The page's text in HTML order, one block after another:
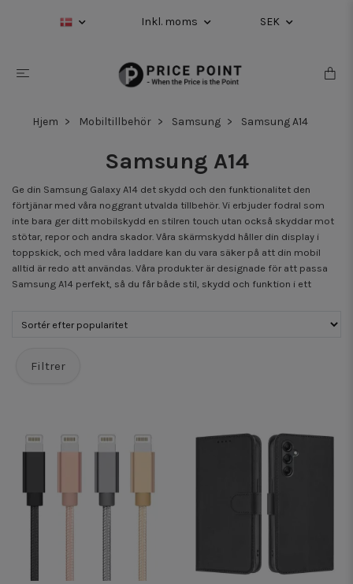
Inkl. moms SEK
Hjem Mobiltillbehör Samsung Samsung A14
Samsung A14
Ge din Samsung Galaxy A14 det skydd och den funktionalitet den
förtjänar med våra noggrant utvalda tillbehör. Vi erbjuder fodral som
inte bara ger ditt mobilskydd en stilren touch utan också skyddar mot
stötar, repor och andra skador. Våra skärmskydd håller din display i
toppskick, och med våra laddare kan du vara säker på att din mobil
alltid är redo att användas. Våra produkter är designade för att passa
Samsung A14 perfekt, så du får både stil, skydd och funktion i ett
Filtrer